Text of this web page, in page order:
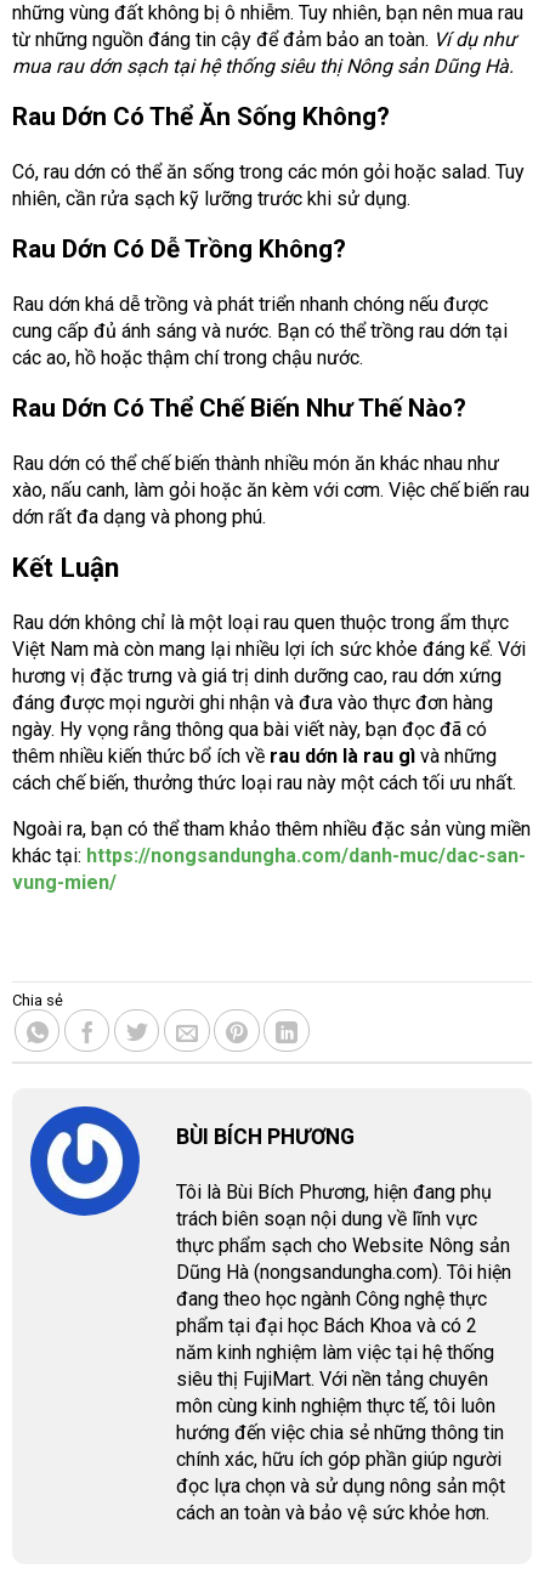
những vùng đất không bị ô nhiễm. Tuy nhiên, bạn nên mua rau
từ những nguồn đáng tin cậy để đảm bảo an toàn. Ví dụ như
mua rau dớn sạch tại hệ thống siêu thị Nông sản Dũng Hà.
Rau Dớn Có Thể Ăn Sống Không?
Có, rau dớn có thể ăn sống trong các món gỏi hoặc salad. Tuy
nhiên, cần rửa sạch kỹ lưỡng trước khi sử dụng.
Rau Dớn Có Dễ Trồng Không?
Rau dớn khá dễ trồng và phát triển nhanh chóng nếu được
cung cấp đủ ánh sáng và nước. Bạn có thể trồng rau dớn tại
các ao, hồ hoặc thậm chí trong chậu nước.
Rau Dớn Có Thể Chế Biến Như Thế Nào?
Rau dớn có thể chế biến thành nhiều món ăn khác nhau như
xào, nấu canh, làm gỏi hoặc ăn kèm với cơm. Việc chế biến rau
dớn rất đa dạng và phong phú.
Kết Luận
Rau dớn không chỉ là một loại rau quen thuộc trong ẩm thực
Việt Nam mà còn mang lại nhiều lợi ích sức khỏe đáng kể. Với
hương vị đặc trưng và giá trị dinh dưỡng cao, rau dớn xứng
đáng được mọi người ghi nhận và đưa vào thực đơn hàng
ngày. Hy vọng rằng thông qua bài viết này, bạn đọc đã có
thêm nhiều kiến thức bổ ích về rau dớn là rau gì và những
cách chế biến, thưởng thức loại rau này một cách tối ưu nhất.
Ngoài ra, bạn có thể tham khảo thêm nhiều đặc sản vùng miền
khác tại: https://nongsandungha.com/danh-muc/dac-san-
vung-mien/
Chia sẻ
BÙI BÍCH PHƯƠNG
Tôi là Bùi Bích Phương, hiện đang phụ
trách biên soạn nội dung về lĩnh vực
thực phẩm sạch cho Website Nông sản
Dũng Hà (nongsandungha.com). Tôi hiện
đang theo học ngành Công nghệ thực
phẩm tại đại học Bách Khoa và có 2
năm kinh nghiệm làm việc tại hệ thống
siêu thị FujiMart. Với nền tảng chuyên
môn cùng kinh nghiệm thực tế, tôi luôn
hướng đến việc chia sẻ những thông tin
chính xác, hữu ích góp phần giúp người
đọc lựa chọn và sử dụng nông sản một
cách an toàn và bảo vệ sức khỏe hơn.